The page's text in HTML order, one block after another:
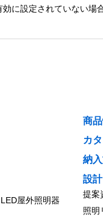
に設定されていない場
屋外照明器
商
カ
納
設
提案
照明